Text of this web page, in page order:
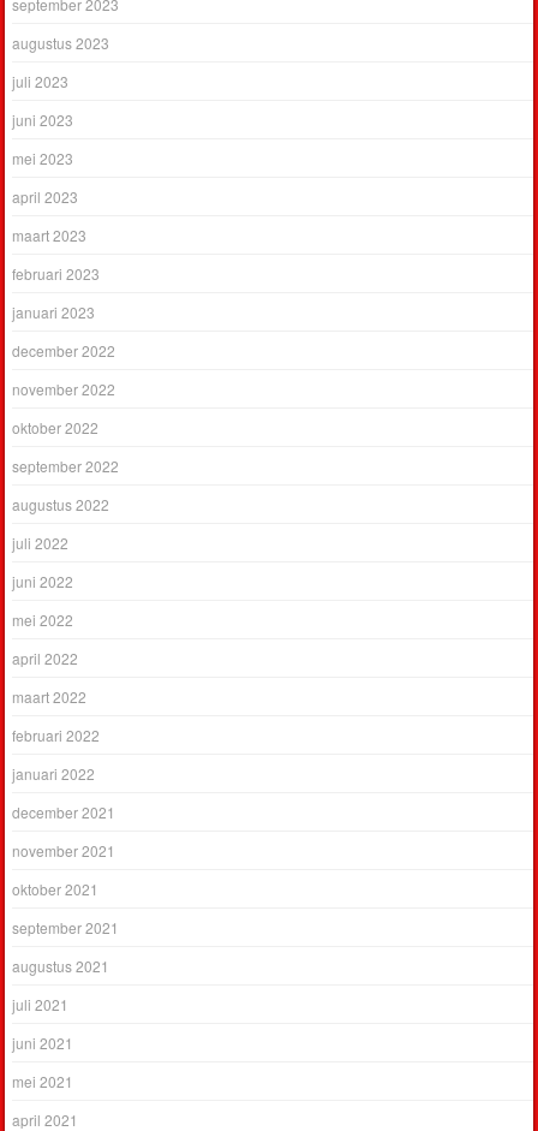
augustus 2023
juli 2023
juni 2023
mei 2023
april 2023
maart 2023
februari 2023
januari 2023
december 2022
november 2022
oktober 2022
september 2022
augustus 2022
juli 2022
juni 2022
mei 2022
april 2022
maart 2022
februari 2022
januari 2022
december 2021
november 2021
oktober 2021
september 2021
augustus 2021
juli 2021
juni 2021
mei 2021
april 2021